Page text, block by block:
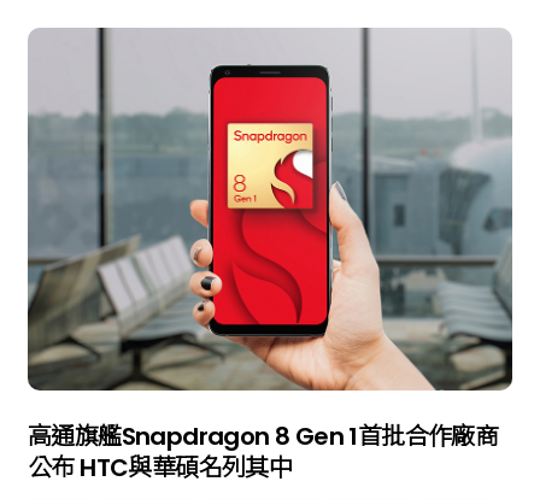
高通旗艦Snapdragon 8 Gen 1首批合作廠商
公布 HTC與華碩名列其中